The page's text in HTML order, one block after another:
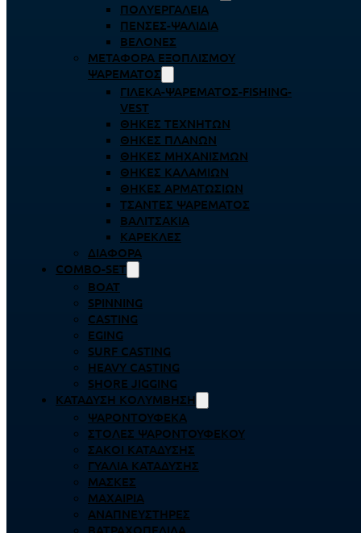
ΠΟΛΥΕΡΓΑΛΕΊΑ
ΠΈΝΣΕΣ-ΨΑΛΊΔΙΑ
ΒΕΛΌΝΕΣ
ΜΕΤΑΦΟΡΆ ΕΞΟΠΛΙΣΜΟΎ
ΨΑΡΈΜΑΤΟΣ
ΓΙΛΈΚΑ-ΨΑΡΈΜΑΤΟΣ-FISHING-
VEST
ΘΉΚΕΣ ΤΕΧΝΗΤΏΝ
ΘΉΚΕΣ ΠΛΆΝΩΝ
ΘΉΚΕΣ ΜΗΧΑΝΙΣΜΏΝ
ΘΉΚΕΣ ΚΑΛΑΜΙΏΝ
ΘΉΚΕΣ ΑΡΜΑΤΩΣΙΏΝ
ΤΣΆΝΤΕΣ ΨΑΡΈΜΑΤΟΣ
ΒΑΛΙΤΣΆΚΙΑ
ΚΑΡΈΚΛΕΣ
ΔΙΆΦΟΡΑ
COMBO-SET
BOAT
SPINNING
CASTING
EGING
SURF CASTING
HEAVY CASTING
SHORE JIGGING
ΚΑΤΆΔΥΣΗ ΚΟΛΎΜΒΗΣΗ
ΨΑΡΟΝΤΟΎΦΕΚΑ
ΣΤΟΛΈΣ ΨΑΡΟΝΤΟΎΦΕΚΟΥ
ΣΆΚΟΙ ΚΑΤΆΔΥΣΗΣ
ΓΥΑΛΙΆ ΚΑΤΆΔΥΣΗΣ
ΜΆΣΚΕΣ
ΜΑΧΑΊΡΙΑ
ΑΝΑΠΝΕΥΣΤΉΡΕΣ
ΒΑΤΡΑΧΟΠΈΔΙΛΑ